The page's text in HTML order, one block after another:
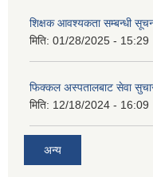
शिक्षक आवश्यकता सम्बन्धी
मिति: 01/28/2025 - 15:29
फिक्कल अस्पतालबाट सेवा
मिति: 12/18/2024 - 16:09
अन्य